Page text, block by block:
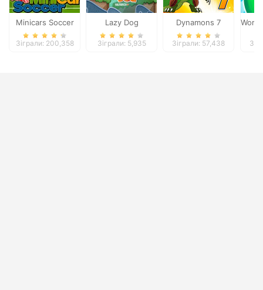
Minicars Soccer
Зіграли: 200,358
Lazy Dog
Зіграли: 5,935
Dynamons 7
Зіграли: 57,438